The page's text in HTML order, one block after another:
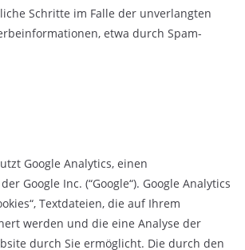
Schritte im Falle der unverlangten
etwa durch Spam-
Google Analytics, einen
Google Inc. (“Google“). Google Analytics
Textdateien, die auf Ihrem
werden und die eine Analyse der
durch Sie ermöglicht. Die durch den